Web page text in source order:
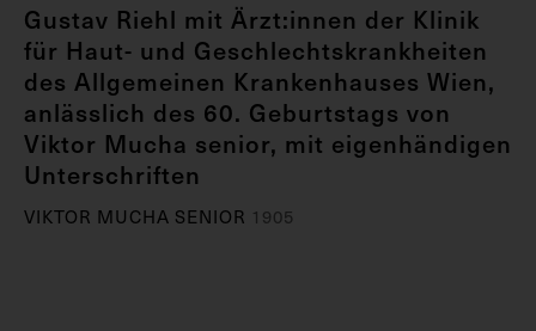
Gustav Riehl mit Ärzt:innen der Klinik
für Haut- und Geschlechtskrankheiten
des Allgemeinen Krankenhauses Wien,
anlässlich des 60. Geburtstags von
Viktor Mucha senior, mit eigenhändigen
Unterschriften
VIKTOR MUCHA SENIOR 1905